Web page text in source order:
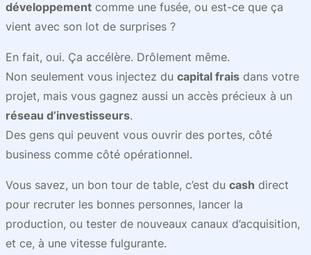
développement comme une fusée, ou est-ce que ça
vient avec son lot de surprises ?
En fait, oui. Ça accélère. Drôlement même.
Non seulement vous injectez du capital frais dans votre
projet, mais vous gagnez aussi un accès précieux à un
réseau d’investisseurs.
Des gens qui peuvent vous ouvrir des portes, côté
business comme côté opérationnel.
Vous savez, un bon tour de table, c’est du cash direct
pour recruter les bonnes personnes, lancer la
production, ou tester de nouveaux canaux d’acquisition,
et ce, à une vitesse fulgurante.